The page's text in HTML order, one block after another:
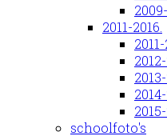
2011-2016.
schoolfoto's